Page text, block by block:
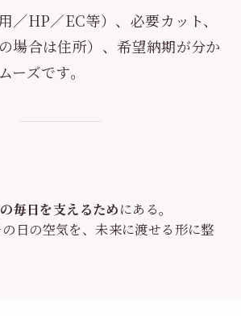
／HP／EC等）、必要カット、
場合は住所）、希望納期が分か
ーズです。
毎日を支えるためにある。
日の空気を、未来に渡せる形に整